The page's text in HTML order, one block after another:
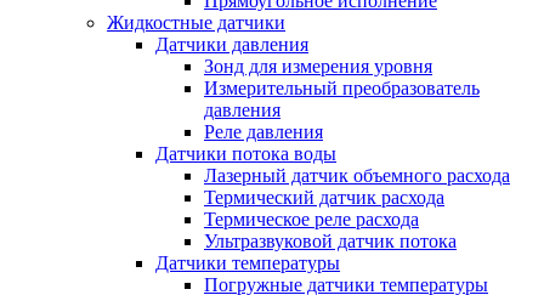
Жидкостные датчики
Датчики давления
Зонд для измерения уровня
Измерительный преобразователь
давления
Реле давления
Датчики потока воды
Лазерный датчик объемного расхода
Термический датчик расхода
Термическое реле расхода
Ультразвуковой датчик потока
Датчики температуры
Погружные датчики температуры